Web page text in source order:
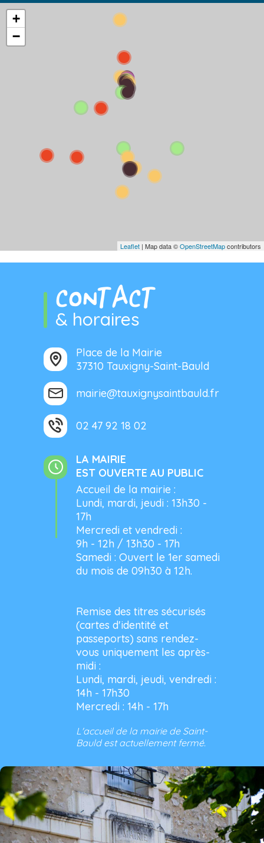
+
−
Leaflet | Map data ©OpenStreetMapcontributors
CONTACT
& horaires
Place de la Mairie
37310 Tauxigny-Saint-Bauld
mairie@tauxignysaintbauld.fr
02 47 92 18 02
LA MAIRIE
EST OUVERTE AU PUBLIC
Accueil de la mairie :
Lundi, mardi, jeudi : 13h30 -
17h
Mercredi et vendredi :
9h - 12h / 13h30 - 17h
Samedi : Ouvert le 1er samedi
du mois de 09h30 à 12h.
Remise des titres sécurisés
(cartes d'identité et
passeports) sans rendez-
vous uniquement les après-
midi :
Lundi, mardi, jeudi, vendredi :
14h - 17h30
Mercredi : 14h - 17h
L'accueil de la mairie de Saint-
Bauld est actuellement fermé.